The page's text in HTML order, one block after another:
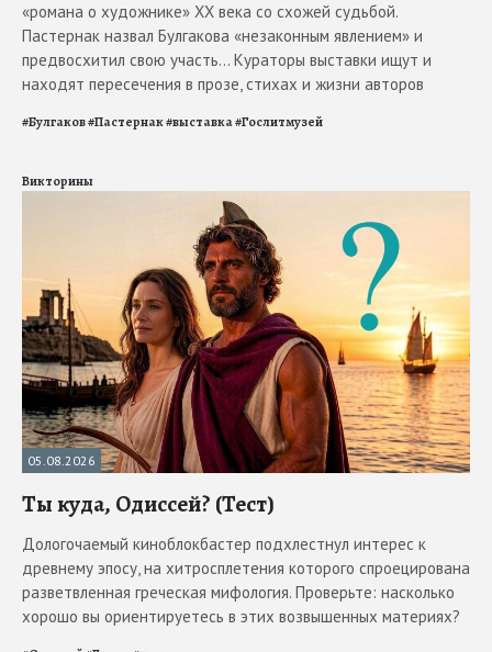
«романа о художнике» ХХ века со схожей судьбой.
Пастернак назвал Булгакова «незаконным явлением» и
предвосхитил свою участь... Кураторы выставки ищут и
находят пересечения в прозе, стихах и жизни авторов
#Булгаков#Пастернак#выставка#Гослитмузей
Викторины
05.08.2026
Ты куда, Одиссей? (Тест)
Дологочаемый киноблокбастер подхлестнул интерес к
древнему эпосу, на хитросплетения которого спроецирована
разветвленная греческая мифология. Проверьте: насколько
хорошо вы ориентируетесь в этих возвышенных материях?